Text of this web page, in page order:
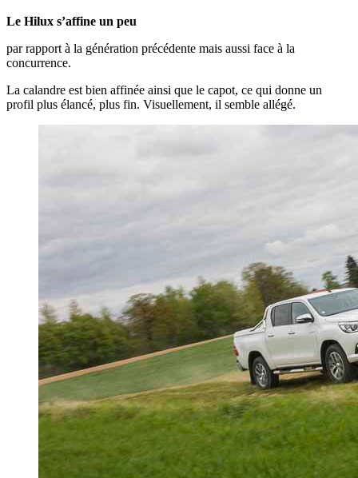
Le Hilux s’affine un peu
par rapport à la génération précédente mais aussi face à la
concurrence.
La calandre est bien affinée ainsi que le capot, ce qui donne un
profil plus élancé, plus fin. Visuellement, il semble allégé.